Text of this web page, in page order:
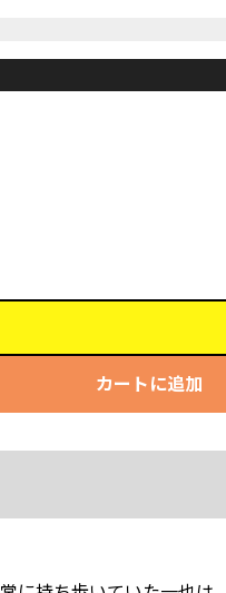
カートに追加